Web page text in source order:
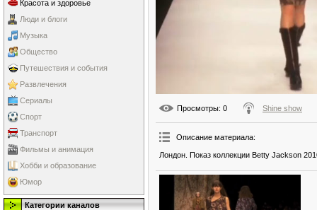
Красота и здоровье
Люди и блоги
Музыка
Общество
Путешествия и события
Развлечения
Сериалы
Спорт
Транспорт
Фильмы и анимация
Хобби и образование
Юмор
Категории каналов
Просмотры: 0 Shine show
Описание материала:
Лондон. Показ коллекции Betty Jackson